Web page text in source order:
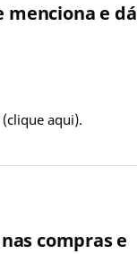
menciona e dá
(clique aqui).
compras e